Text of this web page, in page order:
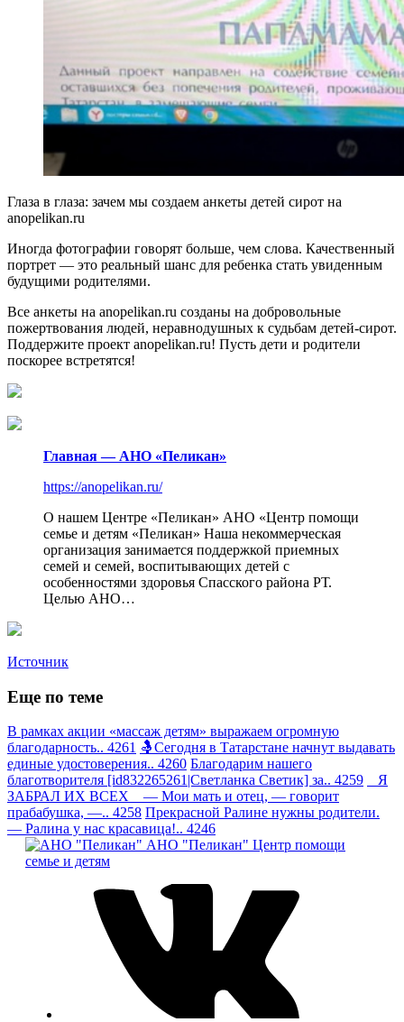
Глаза в глаза: зачем мы создаем анкеты детей сирот на
anopelikan.ru
Иногда фотографии говорят больше, чем слова. Качественный
портрет — это реальный шанс для ребенка стать увиденным
будущими родителями.
Все анкеты на anopelikan.ru созданы на добровольные
пожертвования людей, неравнодушных к судьбам детей-сирот.
Поддержите проект anopelikan.ru! Пусть дети и родители
поскорее встретятся!
Главная — АНО «Пеликан»
https://anopelikan.ru/
О нашем Центре «Пеликан» АНО «Центр помощи
семье и детям «Пеликан» Наша некоммерческая
организация занимается поддержкой приемных
семей и семей, воспитывающих детей с
особенностями здоровья Спасского района РТ.
Целью АНО…
Источник
Еще по теме
В рамках акции «массаж детям» выражаем огромную
благодарность.. 4261 🤱Сегодня в Татарстане начнут выдавать
единые удостоверения.. 4260 Благодарим нашего
благотворителя [id832265261|Светланка Светик] за.. 4259
Я
ЗАБРАЛ ИХ ВСЕХ — Мои мать и отец, — говорит
прабабушка, —.. 4258 Прекрасной Ралине нужны родители.
— Ралина у нас красавица!.. 4246
АНО "Пеликан" Центр помощи
семье и детям